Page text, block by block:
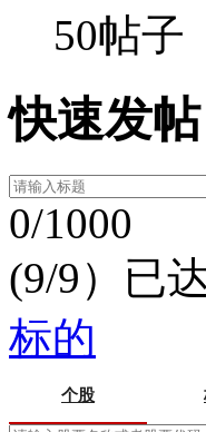
50帖子
快速发帖
0/1000
(9/9）已
标的
个股